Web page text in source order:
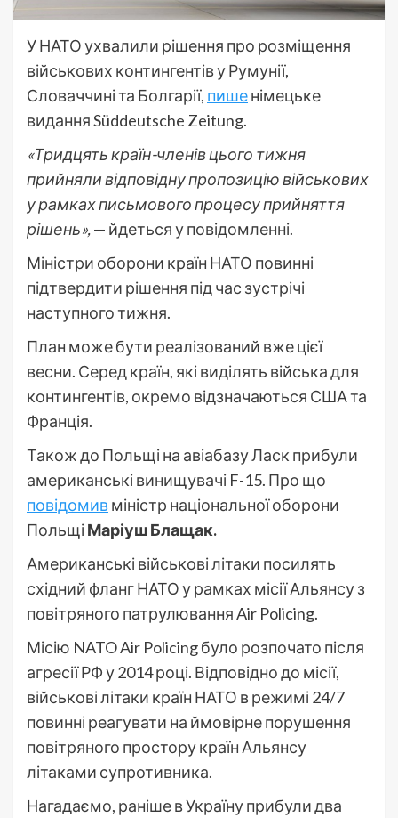
У НАТО ухвалили рішення про розміщення
військових контингентів у Румунії,
Словаччині та Болгарії, пишенімецьке
видання Süddeutsche Zeitung.
«Тридцять країн-членів цього тижня
прийняли відповідну пропозицію військових
у рамках письмового процесу прийняття
рішень»,— йдеться у повідомленні.
Міністри оборони країн НАТО повинні
підтвердити рішення під час зустрічі
наступного тижня.
План може бути реалізований вже цієї
весни. Серед країн, які виділять війська для
контингентів, окремо відзначаються США та
Франція.
Також до Польщі на авіабазу Ласк прибули
американські винищувачі F-15. Про що
повідомивміністр національної оборони
Польщі Маріуш Блащак.
Американські військові літаки посилять
східний фланг НАТО у рамках місії Альянсу з
повітряного патрулювання Air Policing.
Місію NATO Air Policing було розпочато після
агресії РФ у 2014 році. Відповідно до місії,
військові літаки країн НАТО в режимі 24/7
повинні реагувати на ймовірне порушення
повітряного простору країн Альянсу
літаками супротивника.
Нагадаємо, раніше в Україну прибули два